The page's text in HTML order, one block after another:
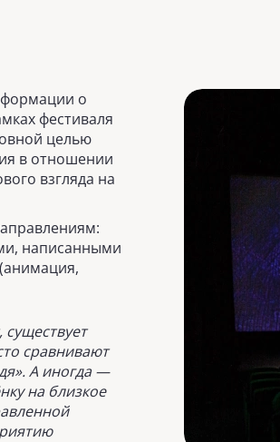
о
фестиваля
целью
в отношении
взгляда на
написанными
сравнивают
А иногда —
на близкое